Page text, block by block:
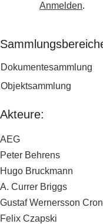
Anmelden.
Dokumentesammlung
Objektsammlung
Akteure:
AEG
Peter Behrens
Hugo Bruckmann
A. Currer Briggs
Gustaf Wernersson
Felix Czapski